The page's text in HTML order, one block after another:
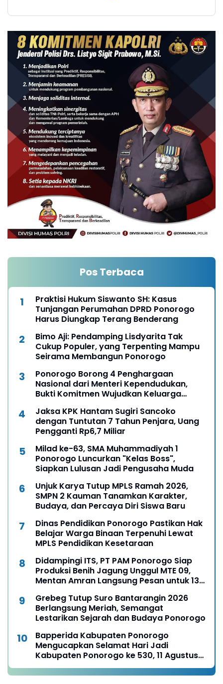
Pos Terbaca
Praktisi Hukum Siswanto SH: Kasus
Tunjangan Perumahan DPRD Ponorogo
Harus Diungkap Terang Benderang
Bimo Aji: Pendamping Lisdyarita Tak
Cukup Populer, yang Terpenting Mampu
Seirama Membangun Ponorogo
Ponorogo Borong 4 Penghargaan
Nasional dari Menteri Kependudukan,
Bukti Komitmen Wujudkan Keluarga
Jaksa KPK Hantam Sugiri Sancoko
dengan Tuntutan 7 Tahun Penjara, Uang
Pengganti Rp6,7 Miliar
Milad ke-63, SMA Muhammadiyah 1
Ponorogo Luncurkan "Kelas Boss",
Siapkan Lulusan Jadi Pengusaha Muda
Unjuk Karya Tutup MPLS Ramah 2026,
SMPN 2 Kauman Tanamkan Karakter,
Budaya, dan Percaya Diri Siswa Baru
Dinas Pendidikan Ponorogo Pastikan Hak
Belajar Warga Binaan Terpenuhi Lewat
MPLS Pendidikan Kesetaraan
Didampingi ITS, PT PAM Ponorogo Siap
Produksi Benih Jagung Unggul MTE 09,
Mentan Amran Langsung Pesan untuk 13
Grebeg Tutup Suro Bantarangin 2026
Berlangsung Meriah, Semangat
Lestarikan Sejarah dan Budaya Ponorogo
Bapperida Kabupaten Ponorogo
Mengucapkan Selamat Hari Jadi
Kabupaten Ponorogo ke 530, 11 Agustus
1496 - 11 Agustus 2026